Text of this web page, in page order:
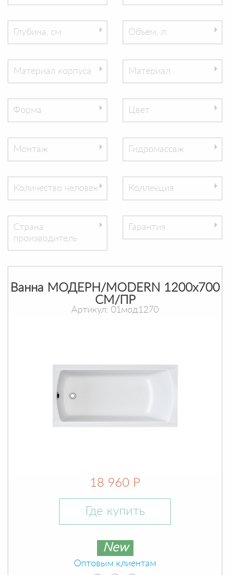
Глубина, см Объем, л
Материал корпуса Материал
Форма Цвет
Монтаж Гидромассаж
Количество человек Коллекция
Страна
производитель
Гарантия
Ванна МОДЕРН/MODERN 1200х700
СМ/ПР
Артикул: 01мод1270
18 960 Р
Где купить
New
Оптовым клиентам